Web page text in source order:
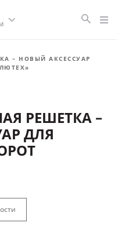
– НОВЫЙ АКСЕССУАР
РЕШЕТКА –
ДЛЯ